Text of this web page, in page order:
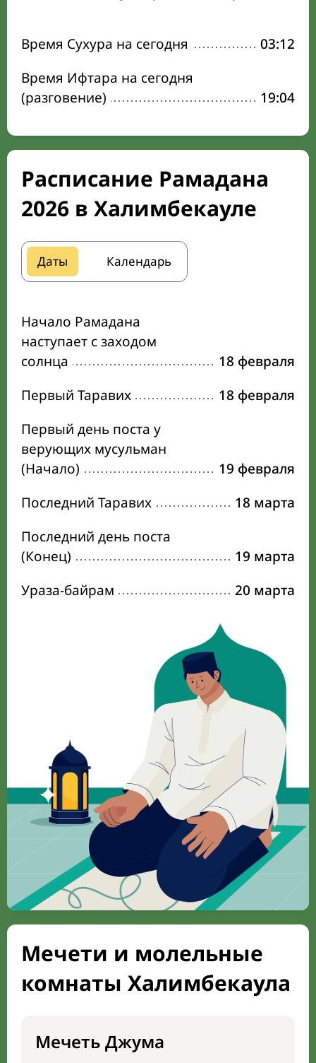
Время Сухура на сегодня
03:12
Время Ифтара на сегодня
(разговение)
19:04
Расписание Рамадана
2026 в Халимбекауле
Даты Календарь
Начало Рамадана
наступает с заходом
солнца
18 февраля
Первый Таравих
18 февраля
Первый день поста у
верующих мусульман
(Начало)
19 февраля
Последний Таравих
18 марта
Последний день поста
(Конец)
19 марта
Ураза-байрам
20 марта
Мечети и молельные
комнаты Халимбекаула
Мечеть Джума